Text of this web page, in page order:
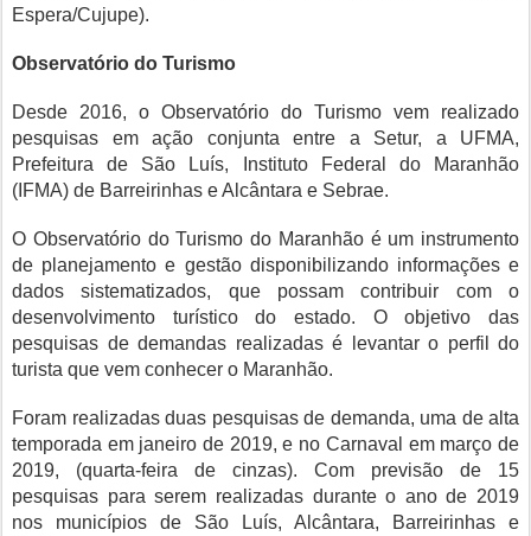
Espera/Cujupe).
Observatório do Turismo
Desde 2016, o Observatório do Turismo vem realizado
pesquisas em ação conjunta entre a Setur, a UFMA,
Prefeitura de São Luís, Instituto Federal do Maranhão
(IFMA) de Barreirinhas e Alcântara e Sebrae.
O Observatório do Turismo do Maranhão é um instrumento
de planejamento e gestão disponibilizando informações e
dados sistematizados, que possam contribuir com o
desenvolvimento turístico do estado. O objetivo das
pesquisas de demandas realizadas é levantar o perfil do
turista que vem conhecer o Maranhão.
Foram realizadas duas pesquisas de demanda, uma de alta
temporada em janeiro de 2019, e no Carnaval em março de
2019, (quarta-feira de cinzas). Com previsão de 15
pesquisas para serem realizadas durante o ano de 2019
nos municípios de São Luís, Alcântara, Barreirinhas e